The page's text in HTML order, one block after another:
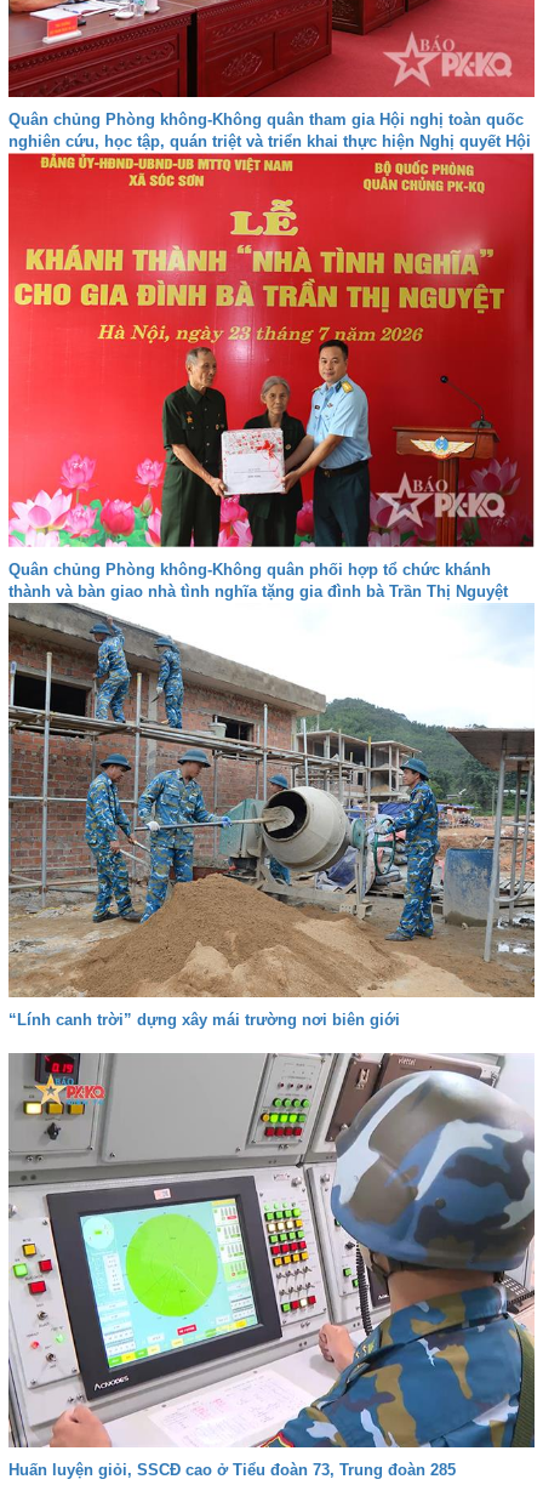
Quân chủng Phòng không-Không quân tham gia Hội nghị toàn quốc
nghiên cứu, học tập, quán triệt và triển khai thực hiện Nghị quyết Hội
nghị lần thứ ba Ban Chấp hành Trung ương Đảng khóa XIV
Quân chủng Phòng không-Không quân phối hợp tổ chức khánh
thành và bàn giao nhà tình nghĩa tặng gia đình bà Trần Thị Nguyệt
“Lính canh trời” dựng xây mái trường nơi biên giới
Huấn luyện giỏi, SSCĐ cao ở Tiểu đoàn 73, Trung đoàn 285